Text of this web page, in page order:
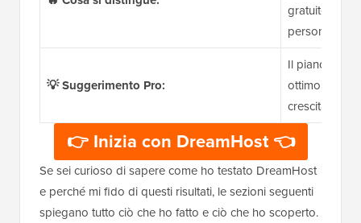
gratuito,
💡 Suggerimento Pro:
Il piano 'Web
ottimo
crescita.
👉 Inizia con DreamHost 👈
Se sei curioso di sapere come ho testato DreamHost
e perché mi fido di questi risultati, le sezioni seguenti
spiegano tutto ciò che ho fatto e ciò che ho scoperto.